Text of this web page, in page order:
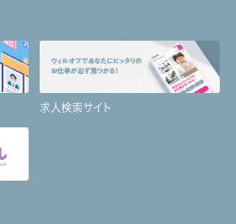
求人検索サイト